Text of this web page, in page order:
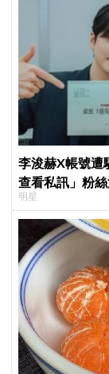
李浚赫X帳號遭
查看私訊」粉
明星